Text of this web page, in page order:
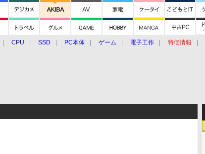
CPU SSD PC本体 ゲーム 電子工作 特価情報